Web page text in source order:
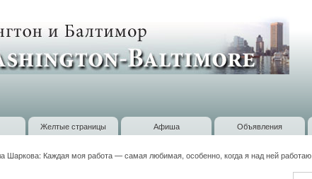
содержанию
Желтые страницы Афиша Объявления
Шaркова: Каждая моя работа — самая любимая, особенно, когда я над ней работаю